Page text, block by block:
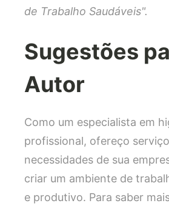
de Trabalho Saudáveis".
Sugestões
Autor
Como um especialista em
profissional, ofereço
necessidades de sua
criar um ambiente de
e produtivo. Para saber